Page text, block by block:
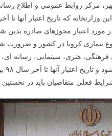
تاریخ اعتبار آن­ها تا آخر سال ۹۸ است، به مدت سه ماه
در مورد اعتبار مجوزهای صادره
بیماری کرونا در کشور و ضرورت
هنری، سینمایی، رسانه ای،
بوده، به مدت سه ماه تا آخر خرداد ۱۳۹۹ تمدید و دارای اعتبار است.
فعلی متقاضیان باید در